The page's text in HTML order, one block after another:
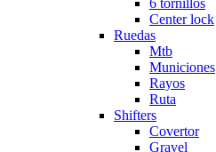
Center lock
Ruedas
Mtb
Municiones
Rayos
Ruta
Shifters
Covertor
Gravel